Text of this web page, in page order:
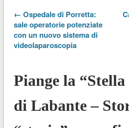
← Ospedale di Porretta:
sale operatorie potenziate
con un nuovo sistema di
videolaparoscopia
Piange la
di Labante –